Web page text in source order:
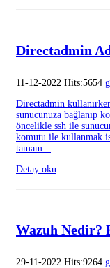
Directadmin
11-12-2022 Hits:5654
Directadmin
sunucunuza bağlanıp
öncelikle ssh ile
komutu ile kullanmak
tamam...
Detay oku
Wazuh Nedir?
29-11-2022 Hits:9264